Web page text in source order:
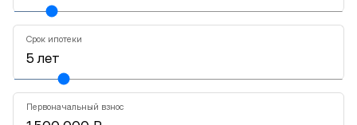
Срок ипотеки
Первоначальный взнос